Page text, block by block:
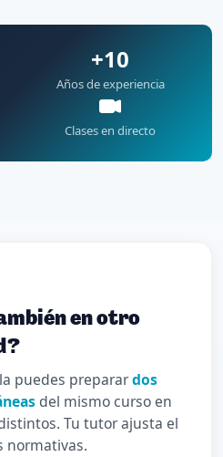
+10
Años de experiencia
Clases en directo
en otro
puedes preparardos
del mismo curso en
Tu tutor ajusta el
normativas.